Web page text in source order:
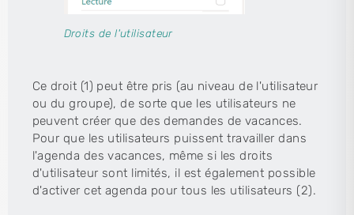
Droits de l'utilisateur
Ce droit (1) peut être pris (au niveau de l'utilisateur
ou du groupe), de sorte que les utilisateurs ne
peuvent créer que des demandes de vacances.
Pour que les utilisateurs puissent travailler dans
l'agenda des vacances, même si les droits
d'utilisateur sont limités, il est également possible
d'activer cet agenda pour tous les utilisateurs (2).